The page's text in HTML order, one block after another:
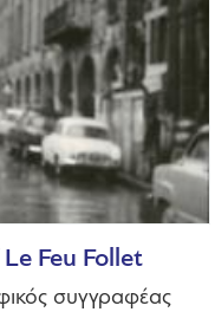
Feu Follet
συγγραφέας